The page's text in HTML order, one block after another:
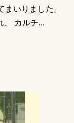
いりました。
、 カルチ...